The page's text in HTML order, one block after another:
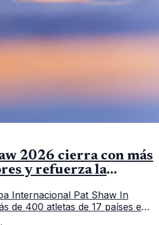
2026 cierra con más
y refuerza la
Internacional Pat Shaw In
de 400 atletas de 17 países en